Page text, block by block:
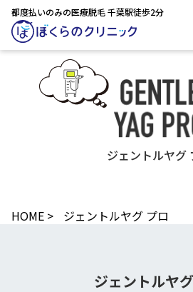
都度払いのみの医療脱毛 千葉駅徒歩2分
ジェントルヤグ
HOME > ジェントルヤグ プロ
ジェントルヤ